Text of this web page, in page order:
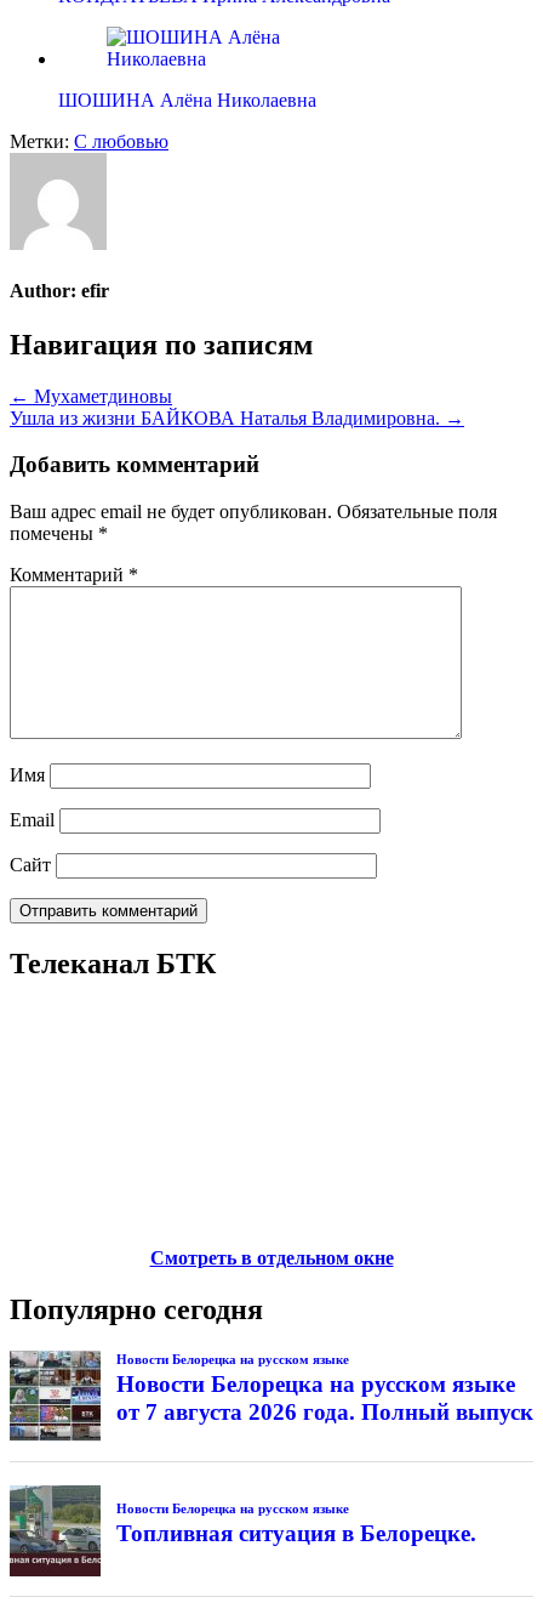
ШОШИНА Алёна Николаевна
Метки: С любовью
Author: efir
Навигация по записям
← Мухаметдиновы
Ушла из жизни БАЙКОВА Наталья Владимировна. →
Добавить комментарий
Ваш адрес email не будет опубликован. Обязательные поля
помечены *
Комментарий *
Имя
Email
Сайт
Телеканал БТК
Смотреть в отдельном окне
Популярно сегодня
Новости Белорецка на русском языке
Новости Белорецка на русском языке
от 7 августа 2026 года. Полный выпуск
Новости Белорецка на русском языке
Топливная ситуация в Белорецке.